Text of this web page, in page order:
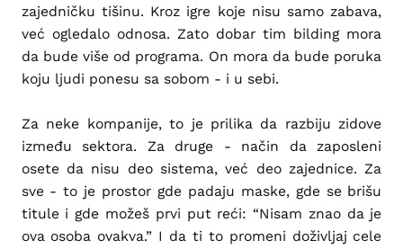
zajedničku tišinu. Kroz igre koje nisu samo zabava,
već ogledalo odnosa. Zato dobar tim bilding mora
da bude više od programa. On mora da bude poruka
koju ljudi ponesu sa sobom - i u sebi.
Za neke kompanije, to je prilika da razbiju zidove
između sektora. Za druge - način da zaposleni
osete da nisu deo sistema, već deo zajednice. Za
sve - to je prostor gde padaju maske, gde se brišu
titule i gde možeš prvi put reći: “Nisam znao da je
ova osoba ovakva.” I da ti to promeni doživljaj cele